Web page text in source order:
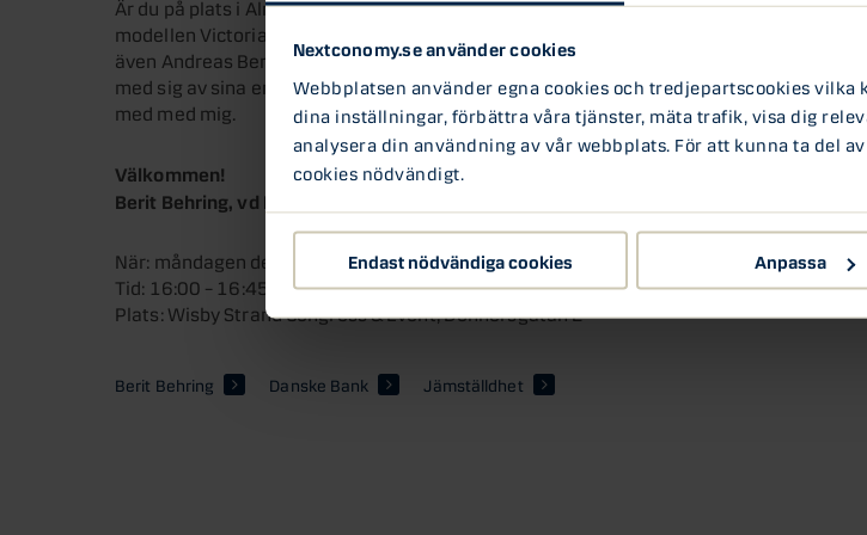
Nextconomy.se använder cookies
Webbplatsen använder egna cookies och tredjepartscookies
dina inställningar, förbättra våra tjänster, mäta trafik, visa dig
analysera din användning av vår webbplats. För att kunna ta del
cookies nödvändigt.
Endast nödvändiga cookies Anpassa
Är du på plats i Almedalen den 3 juli? Kom och lyssna på bland andra
modellen Victoria Silvstedt, ekonomen och Tv-profilen Patrick Grimlund, dessutom
även Andreas Bergström, vice vd för Fores och programchef för ekonomiska reformer.
med sig av sina erfarenheter och ger sin syn på vikten av att ha en ekonomisk plan
med med mig.
Välkommen!
Berit Behring, vd Danske Bank Sverige
När: måndagen den 3 juli
Tid: 16:00 – 16:45 (mingel från kl.15.40)
Plats: Wisby Strand Congress & Event, Donnersgatan 2
Berit Behring Danske Bank Jämställdhet